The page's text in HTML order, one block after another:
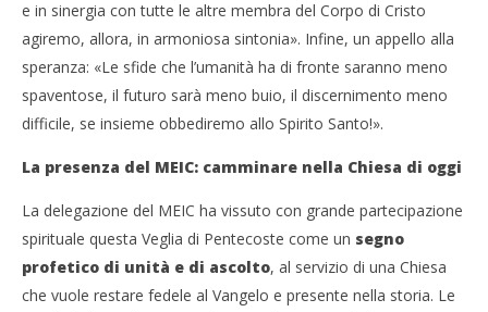
e in sinergia con tutte le altre membra del Corpo di Cristo
agiremo, allora, in armoniosa sintonia». Infine, un appello alla
speranza: «Le sfide che l’umanità ha di fronte saranno meno
spaventose, il futuro sarà meno buio, il discernimento meno
difficile, se insieme obbediremo allo Spirito Santo!».
La presenza del MEIC: camminare nella Chiesa di oggi
La delegazione del MEIC ha vissuto con grande partecipazione
spirituale questa Veglia di Pentecoste come un segno
profetico di unità e di ascolto, al servizio di una Chiesa
che vuole restare fedele al Vangelo e presente nella storia. Le